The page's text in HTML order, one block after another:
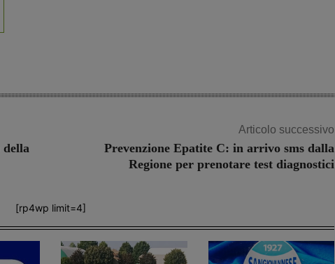
della
Articolo successivo
Prevenzione Epatite C: in arrivo sms dalla
Regione per prenotare test diagnostici
[rp4wp limit=4]